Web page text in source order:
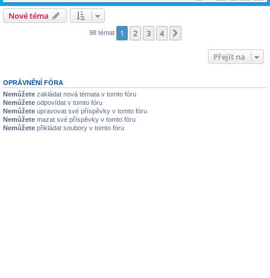
Nové téma
98 témat 1 2 3 4
Přejít na
OPRÁVNĚNÍ FÓRA
Nemůžete zakládat nová témata v tomto fóru
Nemůžete odpovídat v tomto fóru
Nemůžete upravovat své příspěvky v tomto fóru
Nemůžete mazat své příspěvky v tomto fóru
Nemůžete přikládat soubory v tomto fóru